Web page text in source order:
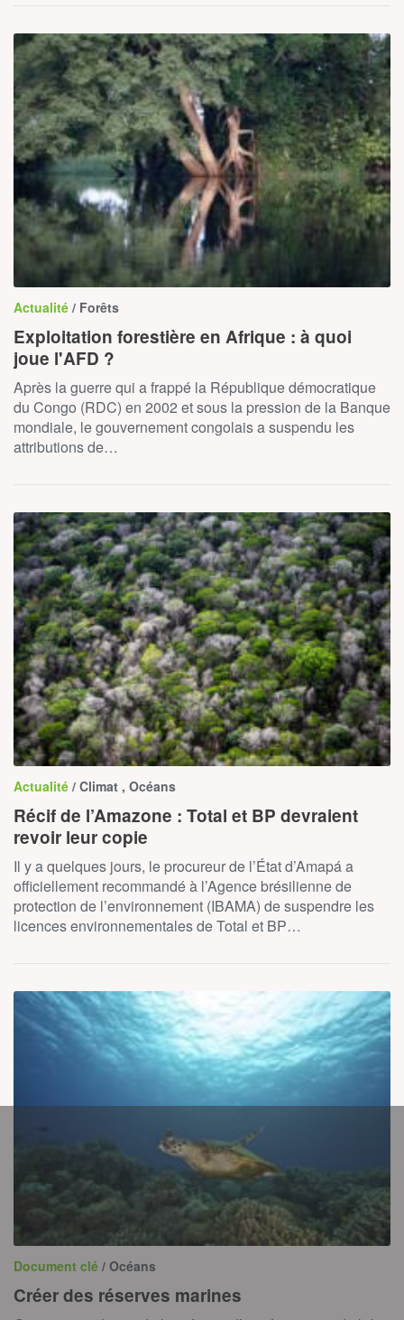
Actualité / Forêts
Exploitation forestière en Afrique : à quoi
joue l'AFD ?
Après la guerre qui a frappé la République démocratique
du Congo (RDC) en 2002 et sous la pression de la Banque
mondiale, le gouvernement congolais a suspendu les
attributions de…
Actualité / Climat , Océans
Récif de l’Amazone : Total et BP devraient
revoir leur copie
Il y a quelques jours, le procureur de l’État d’Amapá a
officiellement recommandé à l’Agence brésilienne de
protection de l’environnement (IBAMA) de suspendre les
licences environnementales de Total et BP…
Document clé / Océans
Créer des réserves marines